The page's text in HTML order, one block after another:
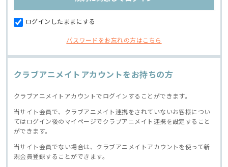
ログインしたままにする
パスワードをお忘れの方はこちら
クラブアニメイトアカウントをお持ちの方
クラブアニメイトアカウントでログインすることができます。
当サイト会員で、クラブアニメイト連携をされていないお客様につい
てはログイン後のマイページでクラブアニメイト連携を設定すること
ができます。
当サイト会員でない場合は、クラブアニメイトアカウントを使って新
規会員登録することができます。